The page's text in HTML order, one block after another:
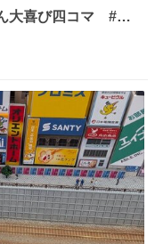
大喜び四コマ #四
シュタグ